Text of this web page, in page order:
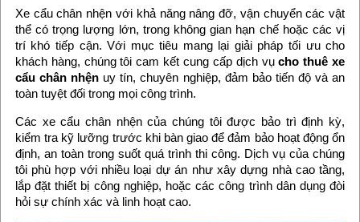
Xe cẩu chân nhện với khả năng nâng đỡ, vận chuyển các vật
thể có trọng lượng lớn, trong không gian hạn chế hoặc các vị
trí khó tiếp cận. Với mục tiêu mang lại giải pháp tối ưu cho
khách hàng, chúng tôi cam kết cung cấp dịch vụcho thuê xe
cẩu chân nhện uy tín, chuyên nghiệp, đảm bảo tiến độ và an
toàn tuyệt đối trong mọi công trình.
Các xe cẩu chân nhện của chúng tôi được bảo trì định kỳ,
kiểm tra kỹ lưỡng trước khi bàn giao để đảm bảo hoạt động ổn
định, an toàn trong suốt quá trình thi công. Dịch vụ của chúng
tôi phù hợp với nhiều loại dự án như xây dựng nhà cao tầng,
lắp đặt thiết bị công nghiệp, hoặc các công trình dân dụng đòi
hỏi sự chính xác và linh hoạt cao.